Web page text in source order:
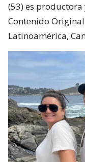
(53) es
Contenido
Latinoamérica,